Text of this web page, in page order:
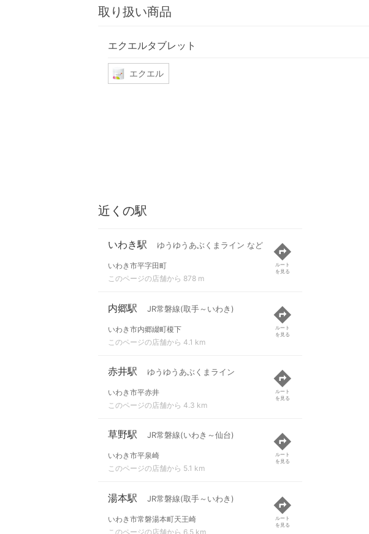
取り扱い商品
エクエルタブレット
エクエル
近くの駅
いわき駅 ゆうゆうあぶくまライン など
いわき市平字田町
このページの店舗から 878 m
ルート
を見る
内郷駅 JR常磐線(取手～いわき)
いわき市内郷綴町榎下
このページの店舗から 4.1 km
ルート
を見る
赤井駅 ゆうゆうあぶくまライン
いわき市平赤井
このページの店舗から 4.3 km
ルート
を見る
草野駅 JR常磐線(いわき～仙台)
いわき市平泉崎
このページの店舗から 5.1 km
ルート
を見る
湯本駅 JR常磐線(取手～いわき)
いわき市常磐湯本町天王崎
このページの店舗から 6.5 km
ルート
を見る